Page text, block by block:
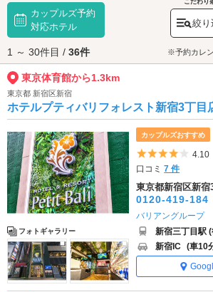
ルをチェックして訪れてみてください。
東京体育館へは、
四谷・新宿御苑エリアのラブホテ
利です。
カップルズ予約
対応ホテル
こだわり
絞り
1 ～ 30件目 / 36件 ※予約カレ
東京体育館から1.3km
東京都 新宿区新宿
ホテルプティバリフォレスト新宿3丁目
フォトギャラリー
カップルズおすすめ
5つ
4.10
口コミ7 件
東京都新宿区新宿
0120-419-184
バリアングループ
新宿三丁目駅
新宿IC (車10